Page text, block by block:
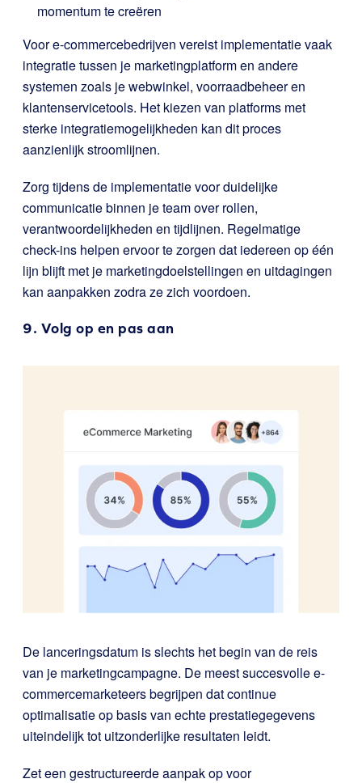
momentum te creëren
Voor e-commercebedrijven vereist implementatie vaak
integratie tussen je marketingplatform en andere
systemen zoals je webwinkel, voorraadbeheer en
klantenservicetools. Het kiezen van platforms met
sterke integratiemogelijkheden kan dit proces
aanzienlijk stroomlijnen.
Zorg tijdens de implementatie voor duidelijke
communicatie binnen je team over rollen,
verantwoordelijkheden en tijdlijnen. Regelmatige
check-ins helpen ervoor te zorgen dat iedereen op één
lijn blijft met je marketingdoelstellingen en uitdagingen
kan aanpakken zodra ze zich voordoen.
9. Volg op en pas aan
De lanceringsdatum is slechts het begin van de reis
van je marketingcampagne. De meest succesvolle e-
commercemarketeers begrijpen dat continue
optimalisatie op basis van echte prestatiegegevens
uiteindelijk tot uitzonderlijke resultaten leidt.
Zet een gestructureerde aanpak op voor